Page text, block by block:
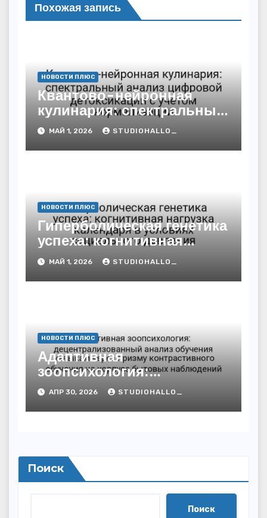
Похожая запись
НОВОСТИ ПЛЮС
Квантово-нейронная
кулинария: спектральный
анализ цифровой
детоксикации с учётом
нормализации
МАЙ 1, 2026 STUDIOHALLO_
НОВОСТИ ПЛЮС
Гиперболическая генетика
успеха: когнитивная
нагрузка календаря в
условиях социального
давления
МАЙ 1, 2026 STUDIOHALLO_
НОВОСТИ ПЛЮС
Адаптивная
зоопсихология:
децентрализованный
анализ обучения навыкам
через призму
наблюдений
АПР 30, 2026 STUDIOHALLO_
Поиск
Поиск